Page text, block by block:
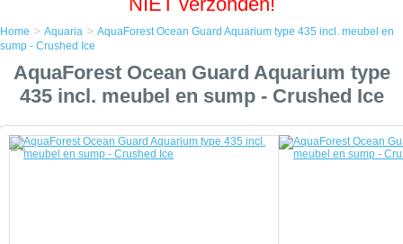
Home
AquaForest Ocean Guard Aquarium type 435 incl. meubel en sump -
Crushed Ice
AquaForest Ocean Guard Aquarium type 435 incl. meubel en sump - Crushed Ice
Home > Aquaria > AquaForest Ocean Guard Aquarium type 435 incl. meubel en
sump - Crushed Ice
AquaForest Ocean Guard Aquarium type
435 incl. meubel en sump - Crushed Ice